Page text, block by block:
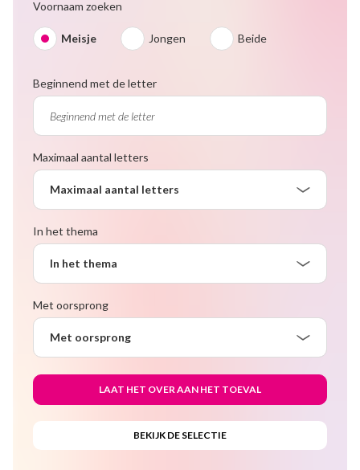
Voornaam zoeken
Meisje Jongen Beide
Beginnend met de letter
Maximaal aantal letters
Maximaal aantal letters
In het thema
In het thema
Met oorsprong
Met oorsprong